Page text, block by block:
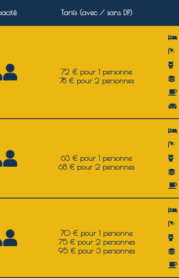
Tarifs (avec / sans DP)
72 € pour 1 personne
78 € pour 2 personnes
63 € pour 1 personne
68 € pour 2 personnes
70 € pour 1 personne
75 € pour 2 personnes
95 € pour 3 personnes